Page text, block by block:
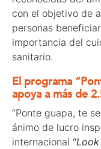
con el objetivo de
personas
importancia del
sanitario.
El programa
apoya a más de
“Ponte guapa, te
ánimo de lucro
internacional “Look